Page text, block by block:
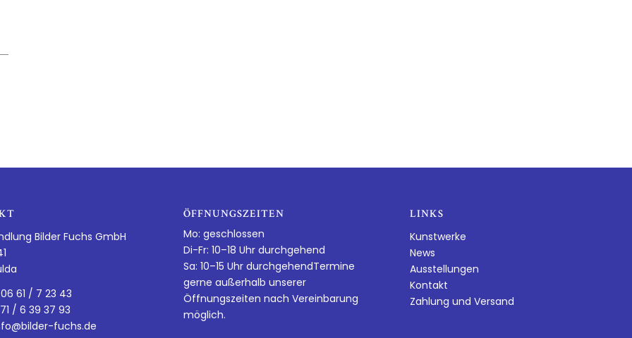
Bilder Fuchs GmbH
61 / 7 23 43
/ 6 39 37 93
fuchs.de
ÖFFNUNGSZEITEN
Mo: geschlossen
Di-Fr: 10–18 Uhr durchgehend
Sa: 10–15 Uhr durchgehendTermine
gerne außerhalb unserer
Öffnungszeiten nach Vereinbarung
möglich.
LINKS
Kunstwerke
News
Ausstellungen
Kontakt
Zahlung und Versand